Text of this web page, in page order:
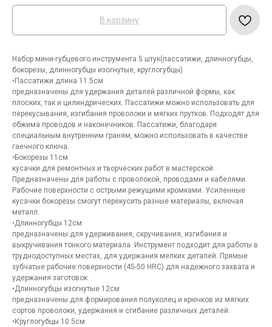
В корзину
Набор мини-губцевого инструмента 5 штук(пассатижи, длинногубцы,
бокорезы, длинногубцы изогнутые, круглогубцы)
•Пассатижи длина 11.5см
предназначены для удержания деталей различной формы, как
плоских, так и цилиндрических. Пассатижи можно использовать для
перекусывания, изгибания проволоки и мягких прутков. Подходят для
обжима проводов и наконечников. Пассатижи, благодаря
специальным внутренним граням, можно использовать в качестве
гаечного ключа.
•Бокорезы 11см
кусачки для ремонтных и творческих работ в мастерской.
Предназначены для работы с проволокой, проводами и кабелями.
Рабочие поверхности с острыми режущими кромками. Усиленные
кусачки бокорезы смогут перекусить разные материалы, включая
металл.
•Длинногубцы 12см
предназначены для удерживания, скручивания, изгибания и
выкручивания тонкого материала. Инструмент подходит для работы в
труднодоступных местах, для удержания мелких деталей. Прямые
зубчатые рабочие поверхности (45-50 HRC) для надежного захвата и
удержания заготовок.
•Длинногубцы изогнутые 12см
предназначены для формирования полуколец и крючков из мягких
сортов проволоки, удержания и сгибание различных деталей.
•Круглогубцы 10.5см